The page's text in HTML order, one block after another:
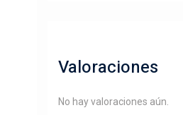
Valoraciones
No hay valoraciones aún.